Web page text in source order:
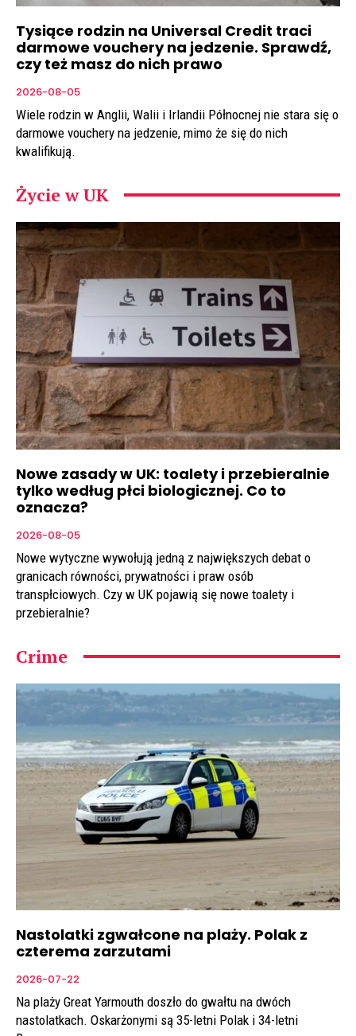
Tysiące rodzin na Universal Credit traci
darmowe vouchery na jedzenie. Sprawdź,
czy też masz do nich prawo
2026-08-05
Wiele rodzin w Anglii, Walii i Irlandii Północnej nie stara się o
darmowe vouchery na jedzenie, mimo że się do nich
kwalifikują.
Życie w UK
Nowe zasady w UK: toalety i przebieralnie
tylko według płci biologicznej. Co to
oznacza?
2026-08-05
Nowe wytyczne wywołują jedną z największych debat o
granicach równości, prywatności i praw osób
transpłciowych. Czy w UK pojawią się nowe toalety i
przebieralnie?
Crime
Nastolatki zgwałcone na plaży. Polak z
czterema zarzutami
2026-07-22
Na plaży Great Yarmouth doszło do gwałtu na dwóch
nastolatkach. Oskarżonymi są 35-letni Polak i 34-letni